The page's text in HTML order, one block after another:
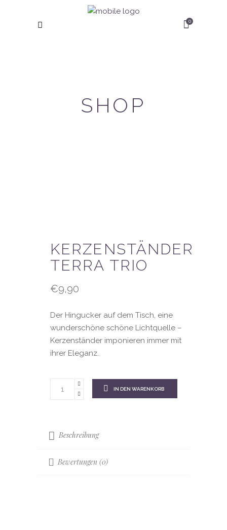
0
SHOP
KERZENSTÄNDER
TERRA TRIO
€9,90
Der Hingucker auf dem Tisch, eine
wunderschöne schöne Lichtquelle –
Kerzenständer imponieren immer mit
ihrer Eleganz.
IN DEN WARENKORB
Beschreibung
Bewertungen (0)